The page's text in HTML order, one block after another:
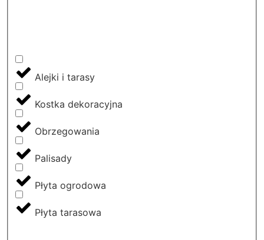
Alejki i tarasy
Kostka dekoracyjna
Obrzegowania
Palisady
Płyta ogrodowa
Płyta tarasowa